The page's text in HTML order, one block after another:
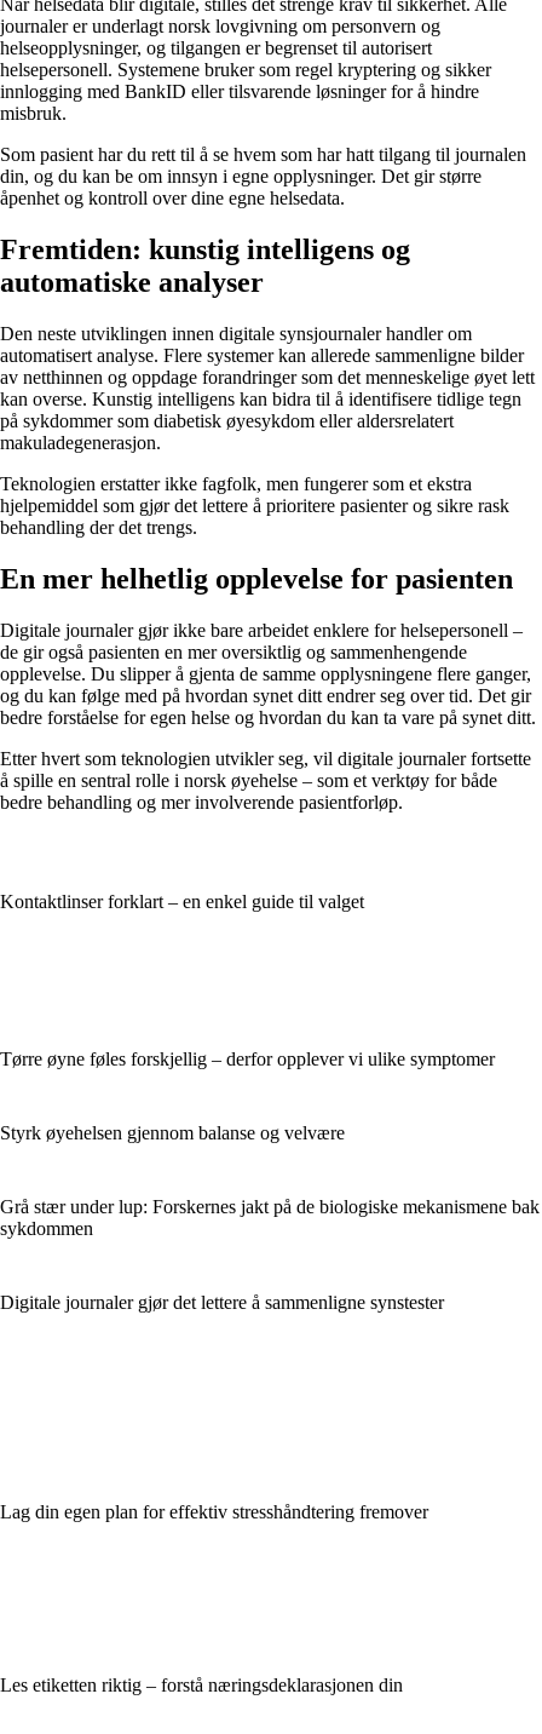
Når helsedata blir digitale, stilles det strenge krav til sikkerhet. Alle
journaler er underlagt norsk lovgivning om personvern og
helseopplysninger, og tilgangen er begrenset til autorisert
helsepersonell. Systemene bruker som regel kryptering og sikker
innlogging med BankID eller tilsvarende løsninger for å hindre
misbruk.
Som pasient har du rett til å se hvem som har hatt tilgang til journalen
din, og du kan be om innsyn i egne opplysninger. Det gir større
åpenhet og kontroll over dine egne helsedata.
Fremtiden: kunstig intelligens og
automatiske analyser
Den neste utviklingen innen digitale synsjournaler handler om
automatisert analyse. Flere systemer kan allerede sammenligne bilder
av netthinnen og oppdage forandringer som det menneskelige øyet lett
kan overse. Kunstig intelligens kan bidra til å identifisere tidlige tegn
på sykdommer som diabetisk øyesykdom eller aldersrelatert
makuladegenerasjon.
Teknologien erstatter ikke fagfolk, men fungerer som et ekstra
hjelpemiddel som gjør det lettere å prioritere pasienter og sikre rask
behandling der det trengs.
En mer helhetlig opplevelse for pasienten
Digitale journaler gjør ikke bare arbeidet enklere for helsepersonell –
de gir også pasienten en mer oversiktlig og sammenhengende
opplevelse. Du slipper å gjenta de samme opplysningene flere ganger,
og du kan følge med på hvordan synet ditt endrer seg over tid. Det gir
bedre forståelse for egen helse og hvordan du kan ta vare på synet ditt.
Etter hvert som teknologien utvikler seg, vil digitale journaler fortsette
å spille en sentral rolle i norsk øyehelse – som et verktøy for både
bedre behandling og mer involverende pasientforløp.
Kontaktlinser forklart – en enkel guide til valget
Tørre øyne føles forskjellig – derfor opplever vi ulike symptomer
Styrk øyehelsen gjennom balanse og velvære
Grå stær under lup: Forskernes jakt på de biologiske mekanismene bak
sykdommen
Digitale journaler gjør det lettere å sammenligne synstester
Lag din egen plan for effektiv stresshåndtering fremover
Les etiketten riktig – forstå næringsdeklarasjonen din